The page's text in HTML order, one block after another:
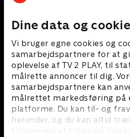
Dine data og
Vi bruger egne cookies og
samarbejdspartnere for at
oplevelse af TV 2 PLAY, til
målrette annoncer til dig.
samarbejdspartnere kan
målrettet markedsføring på
platforme. Du kan til- og
herunder, og du kan altid
tilbage ved at klikke på
KLEMT
Komedie • 1 sæsoner